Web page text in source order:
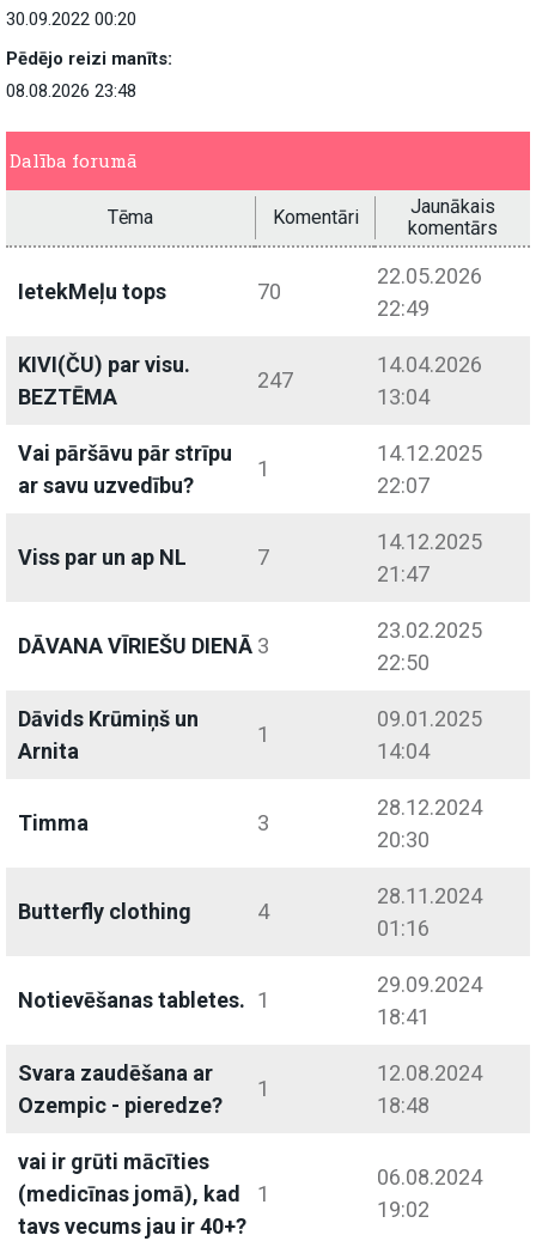
30.09.2022 00:20
Pēdējo reizi manīts:
08.08.2026 23:48
Dalība forumā
Tēma Komentāri
Jaunākais
komentārs
IetekMeļu tops 70
22.05.2026
22:49
KIVI(ČU) par visu.
BEZTĒMA
247
14.04.2026
13:04
Vai pāršāvu pār strīpu
ar savu uzvedību?
1
14.12.2025
22:07
Viss par un ap NL 7
14.12.2025
21:47
DĀVANA VĪRIEŠU DIENĀ 3
23.02.2025
22:50
Dāvids Krūmiņš un
Arnita
1
09.01.2025
14:04
Timma 3
28.12.2024
20:30
Butterfly clothing 4
28.11.2024
01:16
Notievēšanas tabletes. 1
29.09.2024
18:41
Svara zaudēšana ar
Ozempic - pieredze?
1
12.08.2024
18:48
vai ir grūti mācīties
(medicīnas jomā), kad
tavs vecums jau ir 40+?
1
06.08.2024
19:02